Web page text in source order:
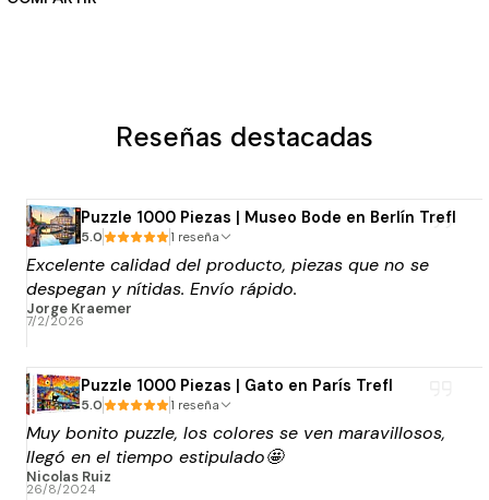
Reseñas destacadas
Puzzle 1000 Piezas | Museo Bode en Berlín Trefl
5.0 1 reseña
Excelente calidad del producto, piezas que no se
despegan y nítidas. Envío rápido.
Jorge Kraemer
7/2/2026
Puzzle 1000 Piezas | Gato en París Trefl
5.0 1 reseña
Muy bonito puzzle, los colores se ven maravillosos,
llegó en el tiempo estipulado🤩
Nicolas Ruiz
26/8/2024